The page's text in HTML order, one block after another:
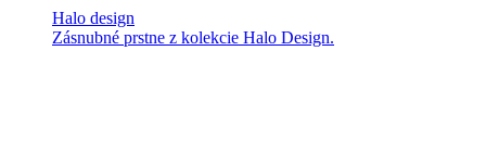
Halo design
Zásnubné prstne z kolekcie Halo Design.